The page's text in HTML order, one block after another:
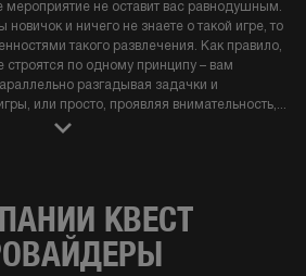
мероприятие не оставит вас равнодушным.
новичок и ничего не знаете о такой игре, то
такого развлечения. Как правило,
строятся по одному принципу – вам
разгадывая задачки и
или просто, проявляя внимательность,...
КВЕСТ